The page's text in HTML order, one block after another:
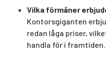
Vilka förmåner
Kontorsgiganten
redan låga priser,
handla för i framtiden.